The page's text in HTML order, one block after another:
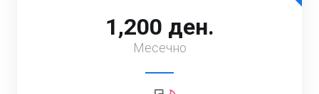
1,200 ден.
Месечно